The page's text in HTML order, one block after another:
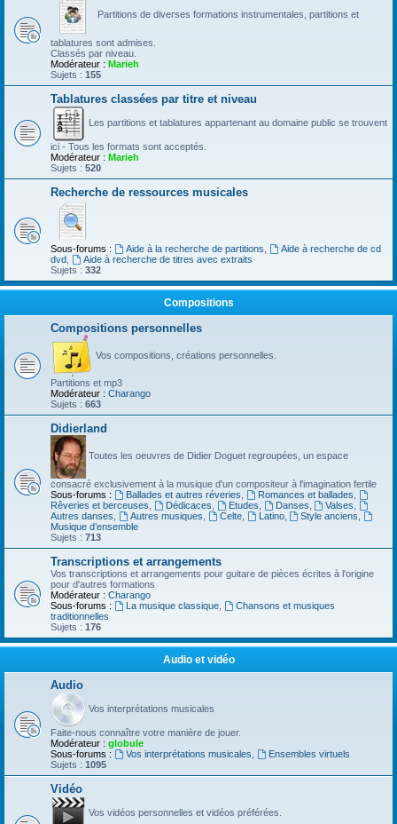
Partitions de diverses formations instrumentales, partitions et
tablatures sont admises.
Classés par niveau.
Modérateur : Marieh
Sujets : 155
Tablatures classées par titre et niveau
Les partitions et tablatures appartenant au domaine public se trouvent
ici - Tous les formats sont acceptés.
Modérateur : Marieh
Sujets : 520
Recherche de ressources musicales
Sous-forums : Aide à la recherche de partitions
Aide à recherche de cd
dvd
Aide à recherche de titres avec extraits
Sujets : 332
Compositions
Compositions personnelles
Vos compositions, créations personnelles.
Partitions et mp3
Modérateur : Charango
Sujets : 663
Didierland
Toutes les oeuvres de Didier Doguet regroupées, un espace
consacré exclusivement à la musique d'un compositeur à l'imagination fertile
Sous-forums :
Ballades et autres réveries Romances et ballades
Rêveries et berceuses
Dédicaces Etudes Danses Valses
Autres danses
Autres musiques Celte, Latino, Style anciens
Musique d’ensemble
Sujets : 713
Transcriptions et arrangements
Vos transcriptions et arrangements pour guitare de pièces écrites à l'origine
pour d'autres formations
Modérateur : Charango
Sous-forums :
La musique classique,
Chansons et musiques
traditionnelles
Sujets : 176
Audio et vidéo
Audio
Vos interprétations musicales
Faite-nous connaître votre manière de jouer.
Modérateur : globule
Sous-forums :
Vos interprétations musicales
Ensembles virtuels
Sujets : 1095
Vidéo
Vos vidéos personnelles et vidéos préférées.